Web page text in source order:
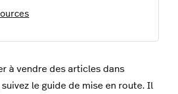
à vendre des articles dans
suivez le guide de mise en route. Il